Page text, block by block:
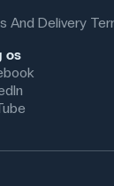
And Delivery
os